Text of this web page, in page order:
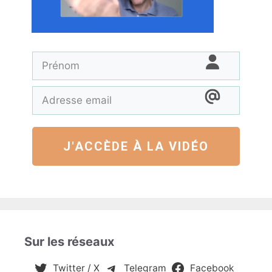
J'ACCÈDE À LA VIDÉO
Sur les réseaux
Twitter / X Telegram Facebook